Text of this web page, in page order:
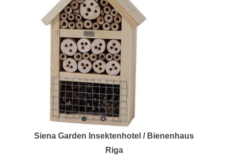
Siena Garden Insektenhotel / Bienenhaus
Riga